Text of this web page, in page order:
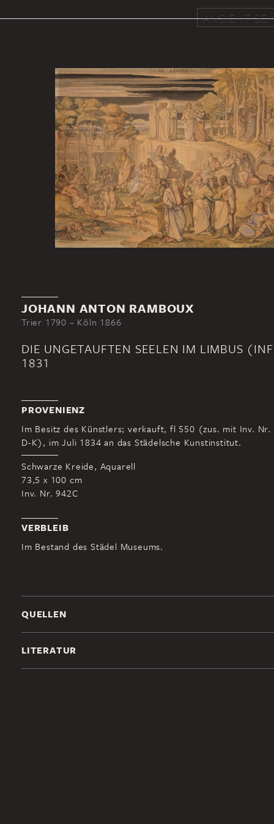
ANSICHT
JOHANN ANTON RAMBOUX
Trier 1790 – Köln 1866
DIE UNGETAUFTEN SEELEN IM LIMBUS
1831
PROVENIENZ
Im Besitz des Künstlers; verkauft, fl 550 (zus. mit Inv. Nr.
D-K), im Juli 1834 an das Städelsche Kunstinstitut.
Schwarze Kreide, Aquarell
73,5 x 100 cm
Inv. Nr. 942C
VERBLEIB
Im Bestand des Städel Museums.
QUELLEN
LITERATUR